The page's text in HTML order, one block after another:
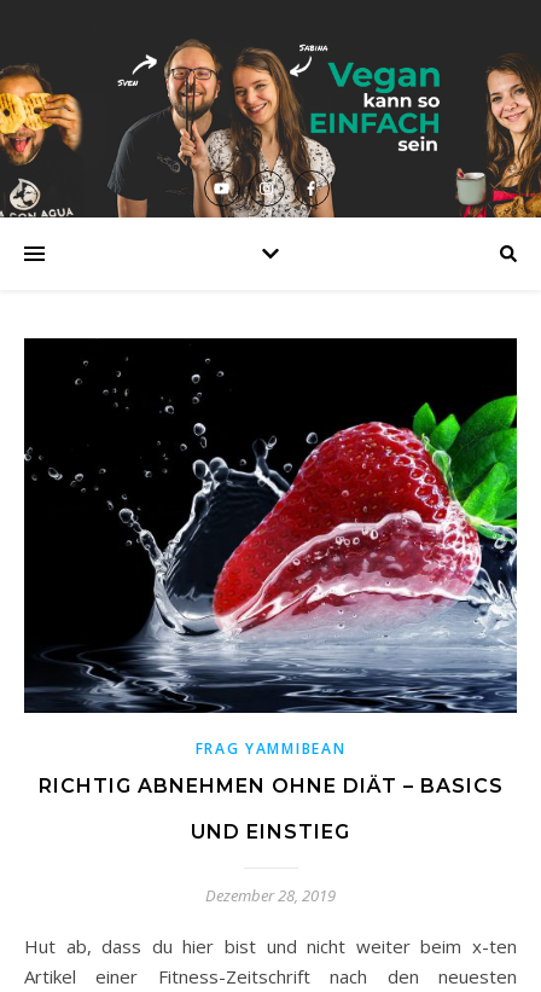
FRAG YAMMIBEAN
RICHTIG ABNEHMEN OHNE DIÄT – BASICS
UND EINSTIEG
Dezember 28, 2019
Hut ab, dass du hier bist und nicht weiter beim x-ten
Artikel einer Fitness-Zeitschrift nach den neuesten